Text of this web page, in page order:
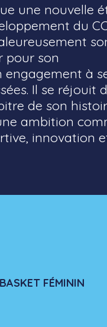
une nouvelle
du
pour son
à
Il se réjouit
de son
ambition
innovation
FÉMININ